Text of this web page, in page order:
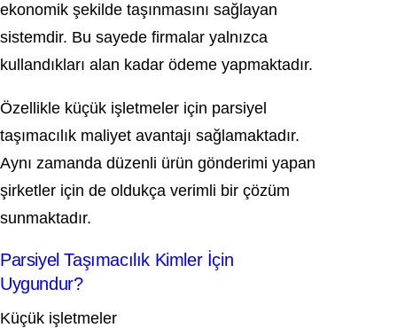
ekonomik şekilde taşınmasını sağlayan
sistemdir. Bu sayede firmalar yalnızca
kullandıkları alan kadar ödeme yapmaktadır.
Özellikle küçük işletmeler için parsiyel
taşımacılık maliyet avantajı sağlamaktadır.
Aynı zamanda düzenli ürün gönderimi yapan
şirketler için de oldukça verimli bir çözüm
sunmaktadır.
Parsiyel Taşımacılık Kimler İçin
Uygundur?
Küçük işletmeler